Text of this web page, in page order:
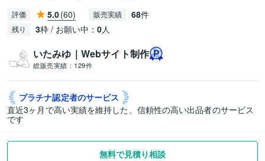
評価 5.0(60) 販売実績 68件
残り 3枠 / お願い中： 0人
いたみゆ｜Webサイト制作
総販売実績： 129件
プラチナ認定者のサービス
直近3ヶ月で高い実績を維持した、信頼性の高い出品者のサービス
です
無料で見積り相談